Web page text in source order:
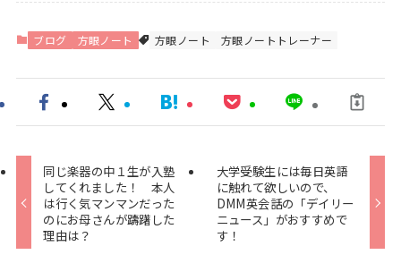
ブログ 方眼ノート 方眼ノート 方眼ノートトレーナー
同じ楽器の中１生が入塾
してくれました！ 本人
は行く気マンマンだった
のにお母さんが躊躇した
理由は？
大学受験生には毎日英語
に触れて欲しいので、
DMM英会話の「デイリー
ニュース」がおすすめで
す！